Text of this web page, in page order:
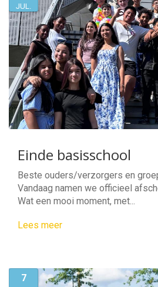
JUL.
Einde basisschool
Beste ouders/verzorgers en
Vandaag namen we officieel
Wat een mooi moment, met...
Lees meer
7